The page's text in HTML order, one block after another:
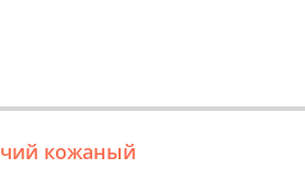
кожаный